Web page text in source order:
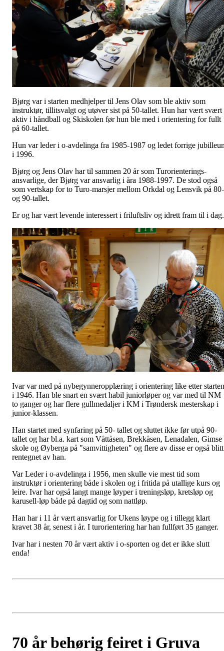
Bjørg var i starten medhjelper til Jens Olav som ble aktiv som
instruktør, tillitsvalgt og utøver sist på 50-tallet. Hun har vært svært
aktiv i håndball og Skiskolen før hun ble med i orientering for fullt
på 60-tallet.
Hun var leder i o-avdelinga fra 1985-1987 og ledet forrige
i 1996.
Bjørg og Jens Olav har til sammen 20 år som Turorienterings-
ansvarlige, der Bjørg var ansvarlig i åra 1988-1997. De stod også
som vertskap for to Turo-marsjer mellom Orkdal og Lensvik på 80-
og 90-tallet.
Er og har vært levende interessert i friluftsliv og idrett fram til i dag.
Ivar var med på nybegynneropplæring i orientering like etter starten
i 1946. Han ble snart en svært habil juniorløper og var med til NM
to ganger og har flere gullmedaljer i KM i Trøndersk mesterskap i
junior-klassen.
Han startet med synfaring på 50- tallet og sluttet ikke før utpå 90-
tallet og har bl.a. kart som Våttåsen, Brekkåsen, Lenadalen, Gimse
skole og Øyberga på "samvittigheten" og flere av disse er også blitt
rentegnet av han.
Var Leder i o-avdelinga i 1956, men skulle vie mest tid som
instruktør i orientering både i skolen og i fritida på utallige kurs og
leire. Ivar har også langt mange løyper i treningsløp, kretsløp og
karusell-løp både på dagtid og som nattløp.
Han har i 11 år vært ansvarlig for Ukens løype og i tillegg klart
kravet 38 år, senest i år. I turorientering har han fullført 35 ganger.
Ivar har i nesten 70 år vært aktiv i o-sporten og det er ikke slutt
enda!
70 år behørig feiret i Gruva